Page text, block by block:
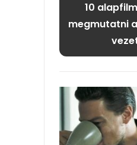
10
megmutatni